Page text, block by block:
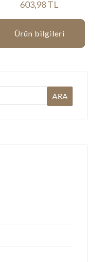
603,98 TL
Ürün bilgileri